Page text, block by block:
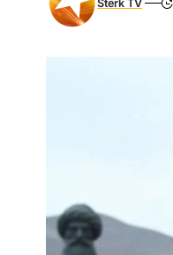
Stêrk TV